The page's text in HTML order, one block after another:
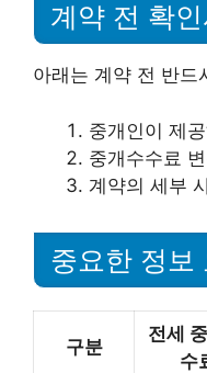
계약 전 확
아래는 계약 전 반드
중개인이 제
중개수수료
계약의 세부
중요한 정보
구분
전세
수